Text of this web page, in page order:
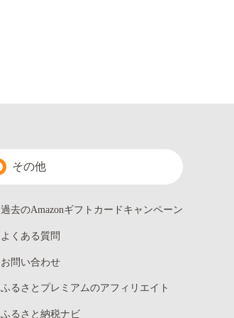
その他
過去のAmazonギフトカードキャンペーン
よくある質問
お問い合わせ
ふるさとプレミアムのアフィリエイト
ふるさと納税ナビ